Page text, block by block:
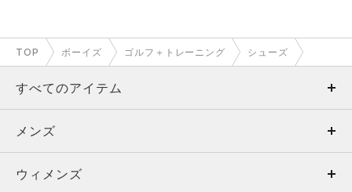
TOP ボーイズ ゴルフ＋トレーニング シューズ
すべてのアイテム
メンズ
ウィメンズ
メンズ
トップス
ウィメンズ